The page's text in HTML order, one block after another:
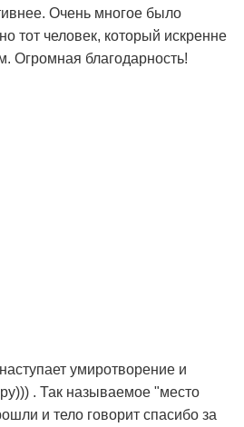
Очень многое было
тот человек, который искренне
Огромная благодарность!
умиротворение и
. Так называемое "место
и тело говорит спасибо за